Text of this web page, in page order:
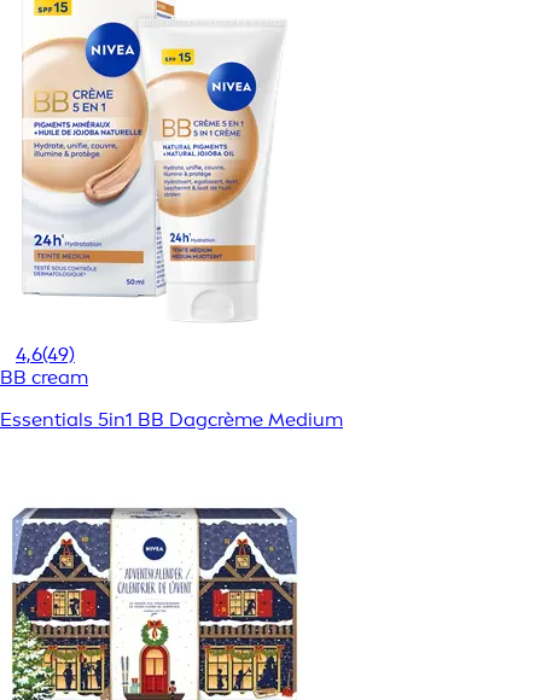
4,6(49)
BB cream
Essentials 5in1 BB Dagcrème Medium